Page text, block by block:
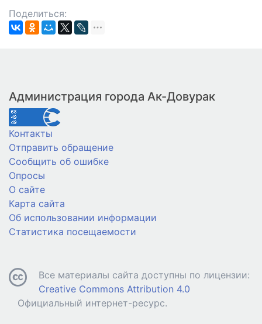
Поделиться:
Администрация города Ак-Довурак
Контакты
Отправить обращение
Сообщить об ошибке
Опросы
О сайте
Карта сайта
Об использовании информации
Статистика посещаемости
Все материалы сайта доступны по лицензии:
Creative Commons Attribution 4.0
Официальный интернет-ресурс.